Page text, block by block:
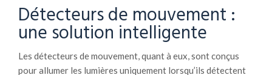
Détecteurs de mouvement :
une solution intelligente
Les détecteurs de mouvement, quant à eux, sont conçus
pour allumer les lumières uniquement lorsqu’ils détectent